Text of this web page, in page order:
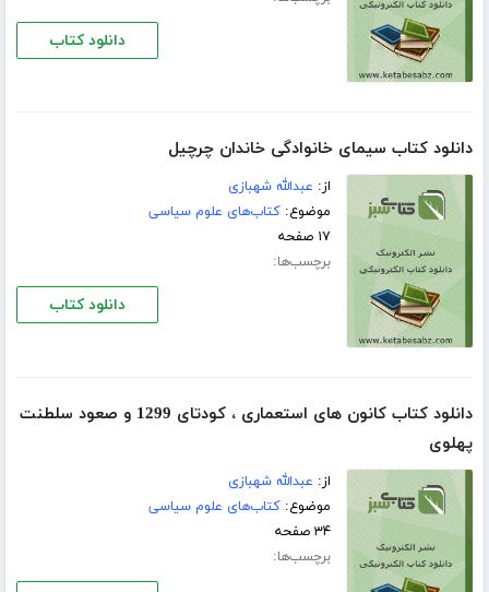
دانلود کتاب
دانلود کتاب سیمای خانوادگی خاندان چرچیل
از: عبدالله شهبازی
موضوع:کتاب‌های علوم سیاسی
۱۷ صفحه
برچسب‌ها:
دانلود کتاب
دانلود کتاب کانون های استعماری ، کودتای 1299 و صعود سلطنت
پهلوی
از: عبدالله شهبازی
موضوع:کتاب‌های علوم سیاسی
۳۴ صفحه
برچسب‌ها: